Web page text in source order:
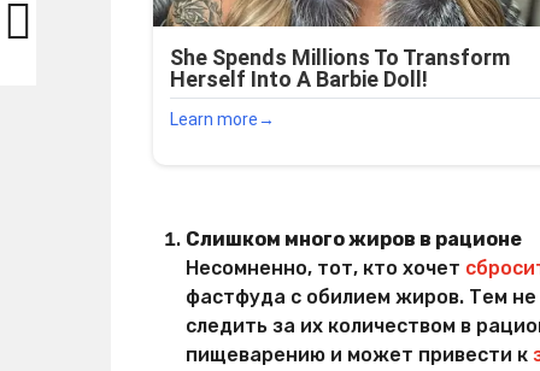
Слишком много жиров в рационе
Несомненно, тот, кто хочет
фастфуда с обилием жиров. Тем
следить за их количеством в
пищеварению и может привести к